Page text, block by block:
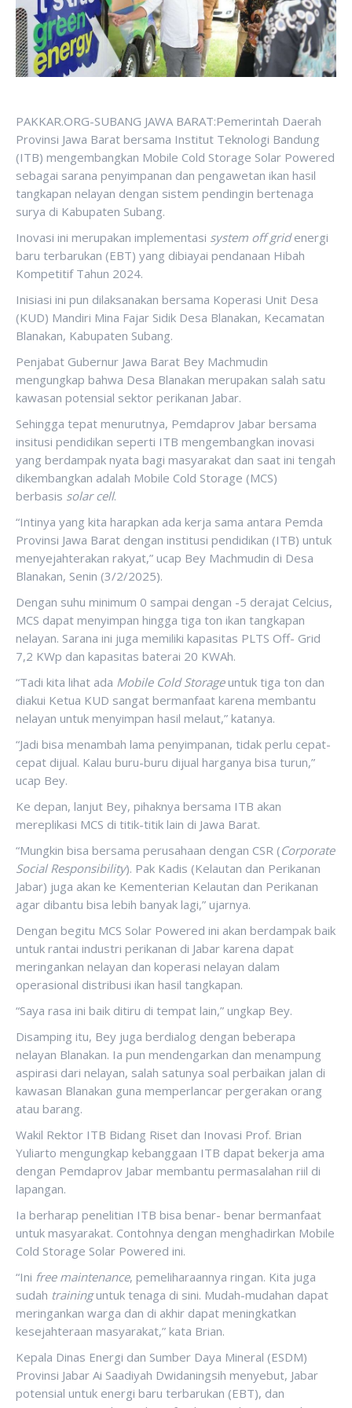
PAKKAR.ORG-SUBANG JAWA BARAT:Pemerintah Daerah
Provinsi Jawa Barat bersama Institut Teknologi Bandung
(ITB) mengembangkan Mobile Cold Storage Solar Powered
sebagai sarana penyimpanan dan pengawetan ikan hasil
tangkapan nelayan dengan sistem pendingin bertenaga
surya di Kabupaten Subang.
Inovasi ini merupakan implementasi system off gridenergi
baru terbarukan (EBT) yang dibiayai pendanaan Hibah
Kompetitif Tahun 2024.
Inisiasi ini pun dilaksanakan bersama Koperasi Unit Desa
(KUD) Mandiri Mina Fajar Sidik Desa Blanakan, Kecamatan
Blanakan, Kabupaten Subang.
Penjabat Gubernur Jawa Barat Bey Machmudin
mengungkap bahwa Desa Blanakan merupakan salah satu
kawasan potensial sektor perikanan Jabar.
Sehingga tepat menurutnya, Pemdaprov Jabar bersama
insitusi pendidikan seperti ITB mengembangkan inovasi
yang berdampak nyata bagi masyarakat dan saat ini tengah
dikembangkan adalah Mobile Cold Storage (MCS)
berbasis solar cell.
“Intinya yang kita harapkan ada kerja sama antara Pemda
Provinsi Jawa Barat dengan institusi pendidikan (ITB) untuk
menyejahterakan rakyat,” ucap Bey Machmudin di Desa
Blanakan, Senin (3/2/2025).
Dengan suhu minimum 0 sampai dengan -5 derajat Celcius,
MCS dapat menyimpan hingga tiga ton ikan tangkapan
nelayan. Sarana ini juga memiliki kapasitas PLTS Off- Grid
7,2 KWp dan kapasitas baterai 20 KWAh.
“Tadi kita lihat ada Mobile Cold Storageuntuk tiga ton dan
diakui Ketua KUD sangat bermanfaat karena membantu
nelayan untuk menyimpan hasil melaut,” katanya.
“Jadi bisa menambah lama penyimpanan, tidak perlu cepat-
cepat dijual. Kalau buru-buru dijual harganya bisa turun,”
ucap Bey.
Ke depan, lanjut Bey, pihaknya bersama ITB akan
mereplikasi MCS di titik-titik lain di Jawa Barat.
“Mungkin bisa bersama perusahaan dengan CSR (Corporate
Social Responsibility). Pak Kadis (Kelautan dan Perikanan
Jabar) juga akan ke Kementerian Kelautan dan Perikanan
agar dibantu bisa lebih banyak lagi,” ujarnya.
Dengan begitu MCS Solar Powered ini akan berdampak baik
untuk rantai industri perikanan di Jabar karena dapat
meringankan nelayan dan koperasi nelayan dalam
operasional distribusi ikan hasil tangkapan.
“Saya rasa ini baik ditiru di tempat lain,” ungkap Bey.
Disamping itu, Bey juga berdialog dengan beberapa
nelayan Blanakan. Ia pun mendengarkan dan menampung
aspirasi dari nelayan, salah satunya soal perbaikan jalan di
kawasan Blanakan guna memperlancar pergerakan orang
atau barang.
Wakil Rektor ITB Bidang Riset dan Inovasi Prof. Brian
Yuliarto mengungkap kebanggaan ITB dapat bekerja ama
dengan Pemdaprov Jabar membantu permasalahan riil di
lapangan.
Ia berharap penelitian ITB bisa benar- benar bermanfaat
untuk masyarakat. Contohnya dengan menghadirkan Mobile
Cold Storage Solar Powered ini.
“Ini free maintenance, pemeliharaannya ringan. Kita juga
sudah traininguntuk tenaga di sini. Mudah-mudahan dapat
meringankan warga dan di akhir dapat meningkatkan
kesejahteraan masyarakat,” kata Brian.
Kepala Dinas Energi dan Sumber Daya Mineral (ESDM)
Provinsi Jabar Ai Saadiyah Dwidaningsih menyebut, Jabar
potensial untuk energi baru terbarukan (EBT), dan